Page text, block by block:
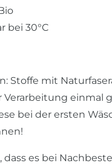
bei 30°C
Stoffe mit
Verarbeitung einmal
bei der ersten
es bei